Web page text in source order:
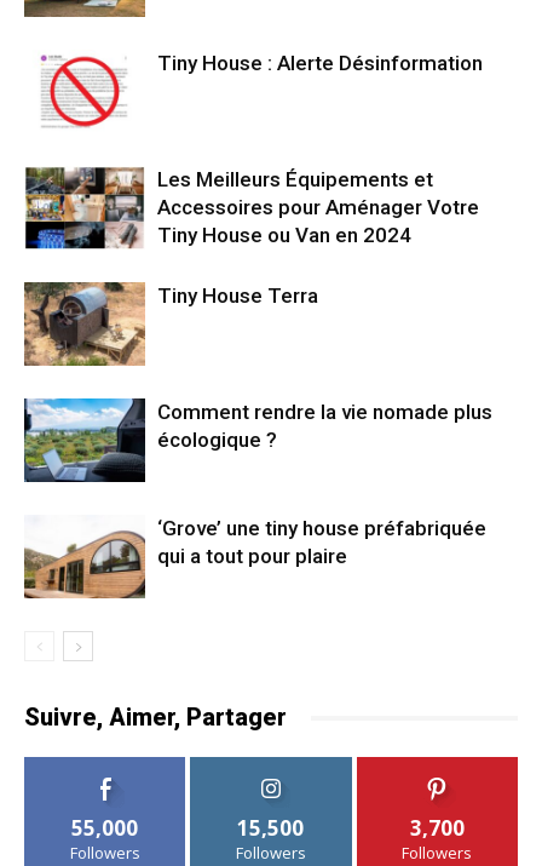
Tiny House : Alerte Désinformation
Les Meilleurs Équipements et
Accessoires pour Aménager Votre
Tiny House ou Van en 2024
Tiny House Terra
Comment rendre la vie nomade plus
écologique ?
‘Grove’ une tiny house préfabriquée
qui a tout pour plaire
Suivre, Aimer, Partager
55,000
Followers
15,500
Followers
3,700
Followers